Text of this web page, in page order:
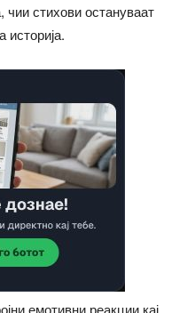
стихови остануваат
историја.
емотивни реакции кај